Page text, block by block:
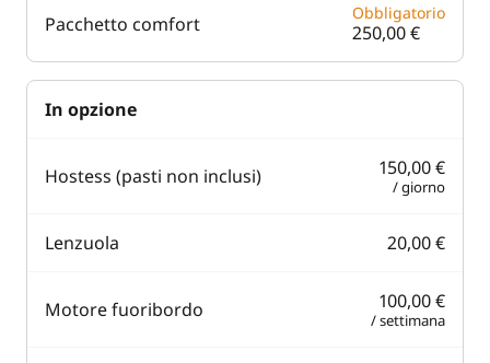
Pacchetto comfort Obbligatorio
250,00 €
In opzione
Hostess (pasti non inclusi) 150,00 €
/ giorno
Lenzuola 20,00 €
Motore fuoribordo 100,00 €
/ settimana